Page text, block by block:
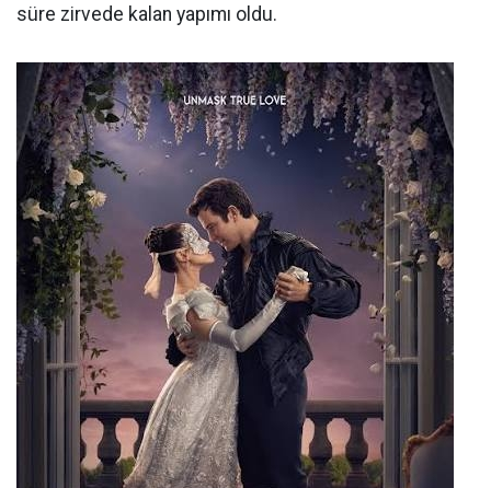
süre zirvede kalan yapımı oldu.